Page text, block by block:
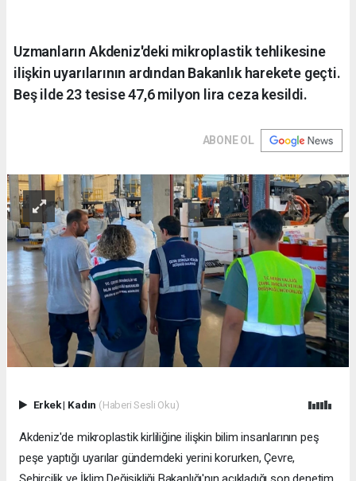
Uzmanların Akdeniz'deki mikroplastik tehlikesine
ilişkin uyarılarının ardından Bakanlık harekete geçti.
Beş ilde 23 tesise 47,6 milyon lira ceza kesildi.
ABONE OL
Erkek| Kadın (Haberi Sesli Oku)
Akdeniz'de mikroplastik kirliliğine ilişkin bilim insanlarının peş
peşe yaptığı uyarılar gündemdeki yerini korurken, Çevre,